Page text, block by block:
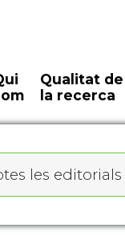
Qualitat de
la recerca
les editorials